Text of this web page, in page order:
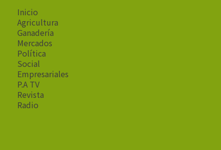
Inicio
Agricultura
Ganadería
Mercados
Política
Social
Empresariales
P.A TV
Revista
Radio